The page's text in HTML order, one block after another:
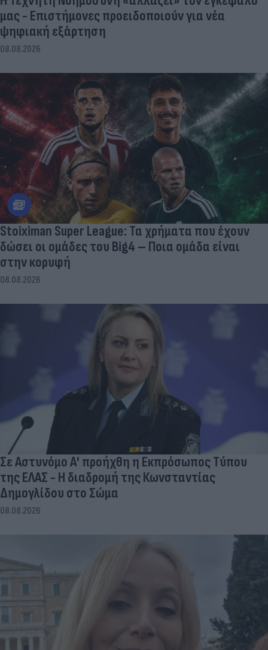
μας - Eπιστήμονες προειδοποιούν για νέα
ψηφιακή εξάρτηση
08.08.2026
Stoiximan Super League: Τα χρήματα που έχουν
δώσει οι ομάδες του Big4 – Ποια ομάδα είναι
στην κορυφή
08.08.2026
Σε Αστυνόμο Α' προήχθη η Εκπρόσωπος Τύπου
της ΕΛΑΣ - Η διαδρομή της Κωνσταντίας
Δημογλίδου στο Σώμα
08.08.2026